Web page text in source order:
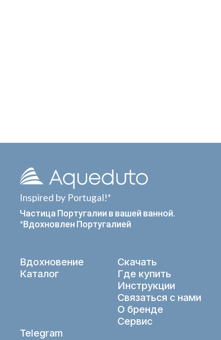
Inspired by Portugal!*
Частица Португалии в вашей ванной.
*Вдохновлен Португалией
Вдохновение
Каталог
Скачать
Где купить
Инструкции
Связаться с нами
О бренде
Сервис
Telegram